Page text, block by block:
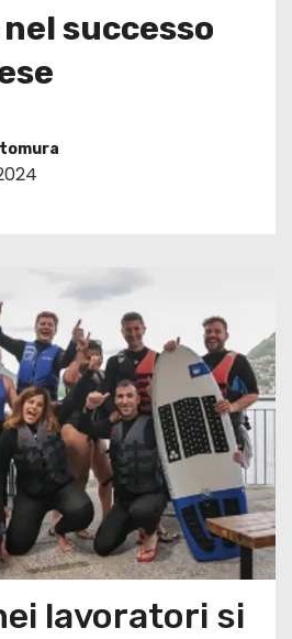
successo
lavoratori si